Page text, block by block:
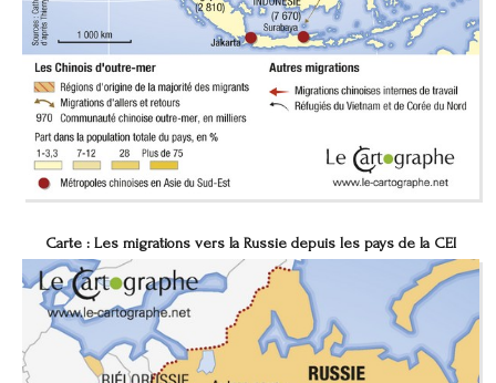
Carte : Les migrations vers la Russie depuis les pays de la CEI